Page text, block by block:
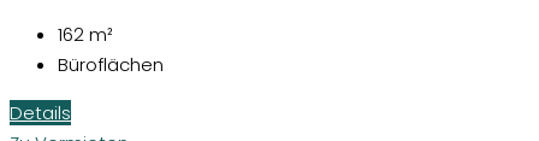
162m²
Büroflächen
Details